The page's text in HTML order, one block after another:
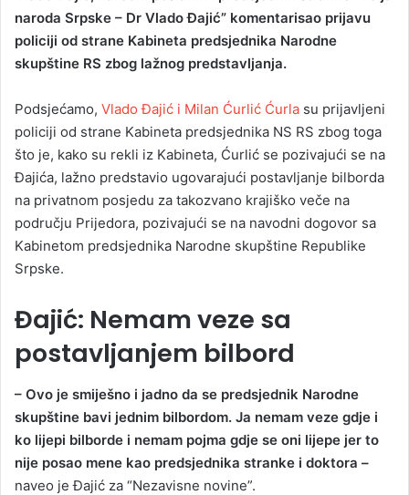
naroda Srpske – Dr Vlado Đajić” komentarisao prijavu
policiji od strane Kabineta predsjednika Narodne
skupštine RS zbog lažnog predstavljanja.
Podsjećamo, Vlado Đajić i Milan Ćurlić Ćurla su prijavljeni
policiji od strane Kabineta predsjednika NS RS zbog toga
što je, kako su rekli iz Kabineta, Ćurlić se pozivajući se na
Đajića, lažno predstavio ugovarajući postavljanje bilborda
na privatnom posjedu za takozvano krajiško veče na
području Prijedora, pozivajući se na navodni dogovor sa
Kabinetom predsjednika Narodne skupštine Republike
Srpske.
Đajić: Nemam veze sa
postavljanjem bilbord
– Ovo je smiješno i jadno da se predsjednik Narodne
skupštine bavi jednim bilbordom. Ja nemam veze gdje i
ko lijepi bilborde i nemam pojma gdje se oni lijepe jer to
nije posao mene kao predsjednika stranke i doktora –
naveo je Đajić za “Nezavisne novine”.